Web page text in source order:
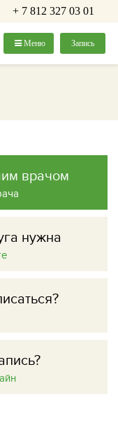
+ 7 812 327 03 01
Запись
Меню
врачом
нужна